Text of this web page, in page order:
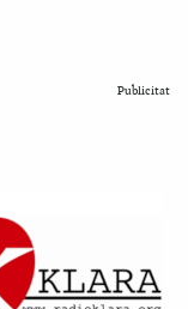
Publicitat